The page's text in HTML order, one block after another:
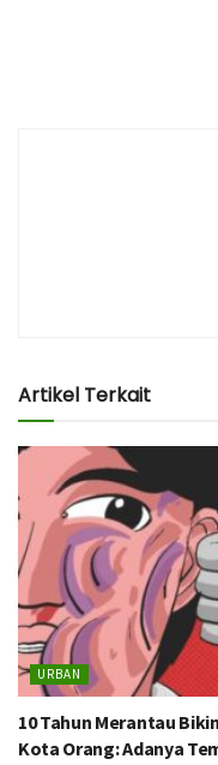
Artikel Terkait
URBAN
10 Tahun Merantau
Kota Orang: Adanya